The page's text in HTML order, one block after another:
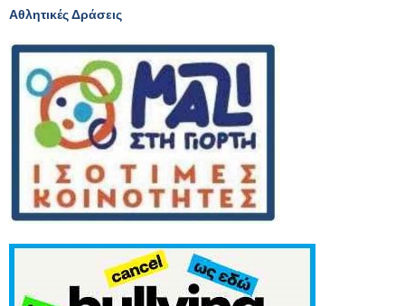
Αθλητικές Δράσεις